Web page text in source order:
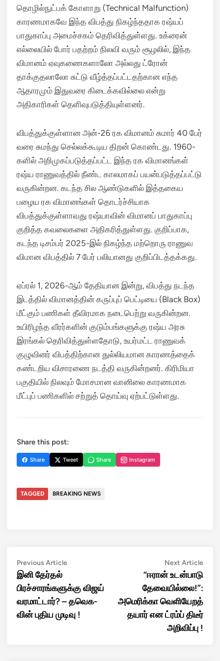
தொழில்நுட்பக் கோளாறு (Technical Malfunction)
காரணமாகவே இந்த விபத்து நிகழ்ந்ததாக ரஷ்யப்
பாதுகாப்பு அமைச்சகம் தெரிவித்துள்ளது. உக்ரைன்
எல்லையில் போர் பதற்றம் நிலவி வரும் சூழலில், இந்த
விமானம் ஏவுகணைகளாலோ அல்லது ட்ரோன்
தாக்குதலாலோ சுட்டு வீழ்த்தப்பட்டதற்கான எந்த
ஆதாரமும் இதுவரை கிடைக்கவில்லை என்று
அதிகாரிகள் தெளிவுபடுத்தியுள்ளனர்.
விபத்துக்குள்ளான அன்-26 ரக விமானம் சுமார் 40 பேர்
வரை சுமந்து செல்லக்கூடிய திறன் கொண்டது. 1960-
களில் அறிமுகப்படுத்தப்பட்ட இந்த ரக விமானங்கள்
ரஷ்ய ராணுவத்தில் நீண்ட காலமாகப் பயன்படுத்தப்பட்டு
வருகின்றன. கடந்த சில ஆண்டுகளில் இத்தகைய
பழைய ரக விமானங்கள் தொடர்ச்சியாக
விபத்துக்குள்ளாவது ரஷ்யாவின் விமானப் பாதுகாப்பு
குறித்த கவலைகளை அதிகரித்துள்ளது. குறிப்பாக,
கடந்த டிசம்பர் 2025-இல் நிகழ்ந்த மற்றொரு ராணுவ
விமான விபத்தில் 7 பேர் பலியானது குறிப்பிடத்தக்கது.
ஏப்ரல் 1, 2026-ஆம் தேதியான இன்று, விபத்து நடந்த
இடத்தில் விமானத்தின் கருப்புப் பெட்டியை (Black Box)
மீட்கும் பணிகள் தீவிரமாக நடைபெற்று வருகின்றன.
உயிரிழந்த வீரர்களின் குடும்பங்களுக்கு ரஷ்ய அரசு
இரங்கல் தெரிவித்துள்ளதோடு, உயர்மட்ட ராணுவக்
குழுவினர் விபத்திற்கான துல்லியமான காரணத்தைக்
கண்டறிய விசாரணை நடத்தி வருகின்றனர். கிரிமியா
பகுதியில் நிலவும் மோசமான வானிலை காரணமாக
மீட்புப் பணிகளில் சற்றுத் தொய்வு ஏற்பட்டுள்ளது.
Share this post:
Share Tweet Share Instagram
TAGGED BREAKING NEWS
Post
navigation
Previous ArticlePrevious
இனி தேர்தல்
பிரச்சாரங்களுக்கு விஜய்
வரமாட்டார்? – தவெக-
வின் புதிய முடிவு !
Next ArticleNext
“ஈரான் உடன்பாடு
தேவையில்லை!”:
அமெரிக்கா வெளியேறத்
தயார் என ட்ரம்ப் திடீர்
அறிவிப்பு !